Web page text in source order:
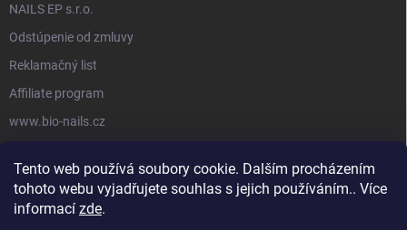
Tento web používá soubory cookie. Dalším procházením
tohoto webu vyjadřujete souhlas s jejich používáním.. Více
informací zde.
NAILS EP s.r.o.
Odstúpenie od zmluvy
Reklamačný list
Affiliate program
www.bio-nails.cz
FACEBOOK